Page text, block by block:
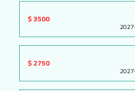
3500 $
2750 $